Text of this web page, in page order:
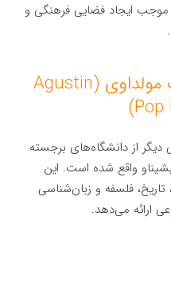
ایجاد فضایی فرهنگی و
۲. دانشگاه آگوستین پاپ مولداوی (Agustin
Pop
دیگر از دانشگاه‌های برجسته
واقع شده است. این
فلسفه و زبان‌شناسی
ارائه می‌دهد.